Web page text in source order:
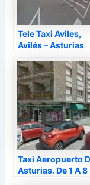
Tele Taxi Aviles,
Avilés – Asturias
Taxi Aeropuerto
Asturias. De 1 A 8